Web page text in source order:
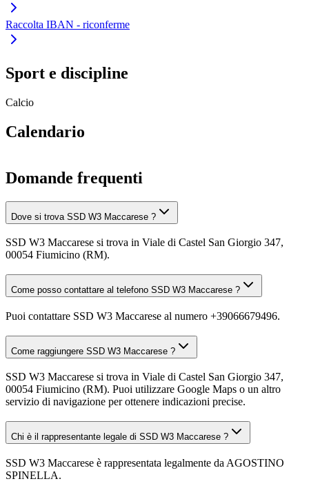
Raccolta IBAN - riconferme
Sport e discipline
Calcio
Calendario
Domande frequenti
Dove si trova SSD W3 Maccarese ?
SSD W3 Maccarese si trova in Viale di Castel San Giorgio 347,
00054 Fiumicino (RM).
Come posso contattare al telefono SSD W3 Maccarese ?
Puoi contattare SSD W3 Maccarese al numero +39066679496.
Come raggiungere SSD W3 Maccarese ?
SSD W3 Maccarese si trova in Viale di Castel San Giorgio 347,
00054 Fiumicino (RM). Puoi utilizzare Google Maps o un altro
servizio di navigazione per ottenere indicazioni precise.
Chi è il rappresentante legale di SSD W3 Maccarese ?
SSD W3 Maccarese è rappresentata legalmente da AGOSTINO
SPINELLA.